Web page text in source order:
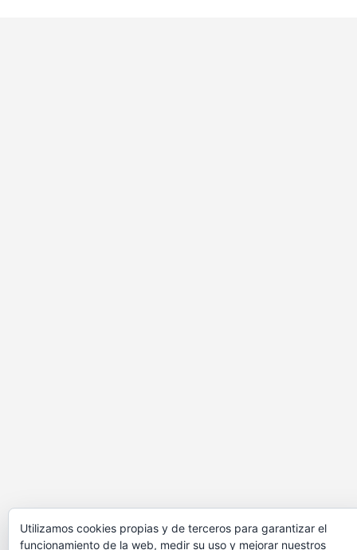
Utilizamos cookies propias y de terceros para garantizar el
funcionamiento de la web, medir su uso y mejorar nuestros